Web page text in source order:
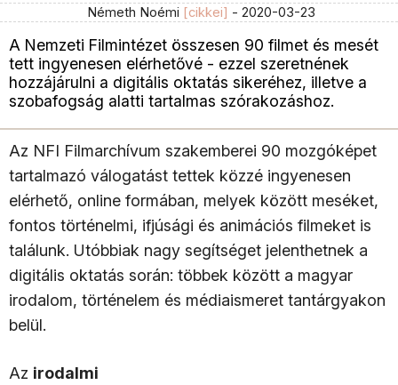
Németh Noémi [cikkei] - 2020-03-23
A Nemzeti Filmintézet összesen 90 filmet és mesét
tett ingyenesen elérhetővé - ezzel szeretnének
hozzájárulni a digitális oktatás sikeréhez, illetve a
szobafogság alatti tartalmas szórakozáshoz.
Az NFI Filmarchívum szakemberei 90 mozgóképet
tartalmazó válogatást tettek közzé ingyenesen
elérhető, online formában, melyek között meséket,
fontos történelmi, ifjúsági és animációs filmeket is
találunk. Utóbbiak nagy segítséget jelenthetnek a
digitális oktatás során: többek között a magyar
irodalom, történelem és médiaismeret tantárgyakon
belül.
Az irodalmi